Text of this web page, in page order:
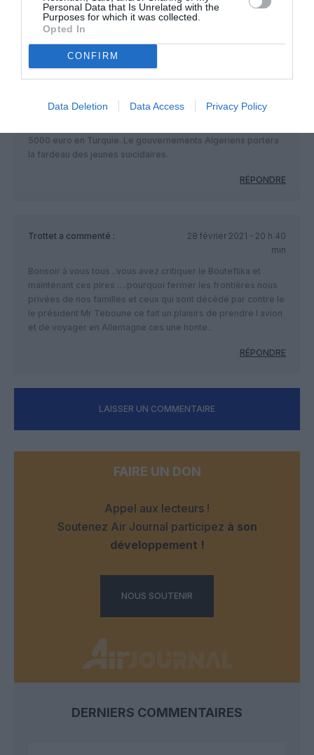
Personal Data that Is Unrelated with the
Purposes for which it was collected.
Opted In
CONFIRM
Data Deletion Data Access Privacy Policy
voyage. Nombreux d’imigrés et voyageurs Algeriens se
retrouvent clochardiser dans des pays étrangé. Malgré ce
désastre, le gouvernement Algerien et le fameux professeur
Berakani maintiennent cette cloture et trouvent toujours un
prétexte pour reprolongé la durée de fermeture. Malgré les
test PCR 72 heures avannt l’embarquement. A celà s’ajoute la
coruption et la bureaucratie des consulats et ambassades
5000 euro en Turquie. Le gouvernements Algeriens portera
la fardeau des jeunes suicidaires.
RÉPONDRE
Trottet a commenté :
28 février 2021 - 20 h 40
min
Bonsoir à vous tous ..vous avez critiquer le Bouteflika et
maintenant ces pires ….pourquoi fermer les frontières nous
privées de nos familles et ceux qui sont décédé par contre le
le président Mr Teboune ce fait un plaisirs de prendre l avion
et de voyager en Allemagne ces une honte..
RÉPONDRE
LAISSER UN COMMENTAIRE
FAIRE UN DON
Appel aux lecteurs !
Soutenez Air Journal participez à son
développement !
NOUS SOUTENIR
DERNIERS COMMENTAIRES